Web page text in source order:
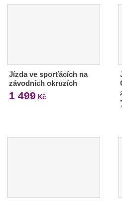
Jízda ve sporťácích na
závodních okruzích
1 499 Kč